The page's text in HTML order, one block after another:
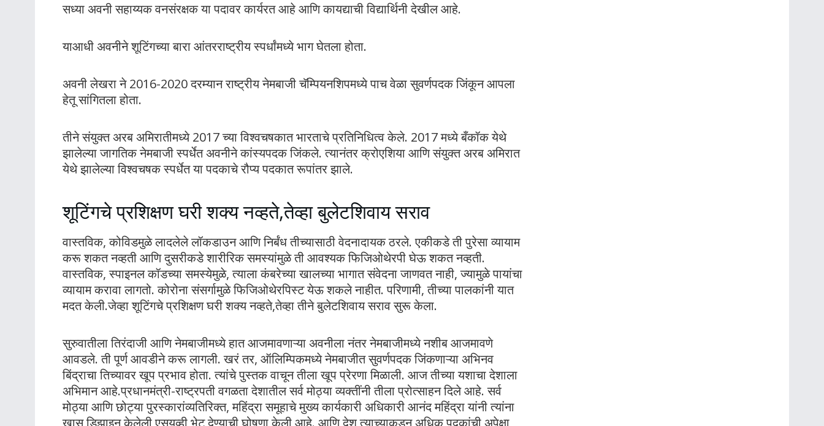
सध्या अवनी सहाय्यक वनसंरक्षक या पदावर कार्यरत आहे आणि कायद्याची विद्यार्थिनी देखील आहे.
याआधी अवनीने शूटिंगच्या बारा आंतरराष्ट्रीय स्पर्धांमध्ये भाग घेतला होता.
अवनी लेखरा ने 2016-2020 दरम्यान राष्ट्रीय नेमबाजी चॅम्पियनशिपमध्ये पाच वेळा सुवर्णपदक जिंकून आपला
हेतू सांगितला होता.
तीने संयुक्त अरब अमिरातीमध्ये 2017 च्या विश्वचषकात भारताचे प्रतिनिधित्व केले. 2017 मध्ये बँकॉक येथे
झालेल्या जागतिक नेमबाजी स्पर्धेत अवनीने कांस्यपदक जिंकले. त्यानंतर क्रोएशिया आणि संयुक्त अरब अमिरात
येथे झालेल्या विश्वचषक स्पर्धेत या पदकाचे रौप्य पदकात रूपांतर झाले.
शूटिंगचे प्रशिक्षण घरी शक्य नव्हते,तेव्हा बुलेटशिवाय सराव
वास्तविक, कोविडमुळे लादलेले लॉकडाउन आणि निर्बंध तीच्यासाठी वेदनादायक ठरले. एकीकडे ती पुरेसा व्यायाम
करू शकत नव्हती आणि दुसरीकडे शारीरिक समस्यांमुळे ती आवश्यक फिजिओथेरपी घेऊ शकत नव्हती.
वास्तविक, स्पाइनल कॉडच्या समस्येमुळे, त्याला कंबरेच्या खालच्या भागात संवेदना जाणवत नाही, ज्यामुळे पायांचा
व्यायाम करावा लागतो. कोरोना संसर्गामुळे फिजिओथेरपिस्ट येऊ शकले नाहीत. परिणामी, तीच्या पालकांनी यात
मदत केली.जेव्हा शूटिंगचे प्रशिक्षण घरी शक्य नव्हते,तेव्हा तीने बुलेटशिवाय सराव सुरू केला.
सुरुवातीला तिरंदाजी आणि नेमबाजीमध्ये हात आजमावणाऱ्या अवनीला नंतर नेमबाजीमध्ये नशीब आजमावणे
आवडले. ती पूर्ण आवडीने करू लागली. खरं तर, ऑलिम्पिकमध्ये नेमबाजीत सुवर्णपदक जिंकणाऱ्या अभिनव
बिंद्राचा तिच्यावर खूप प्रभाव होता. त्यांचे पुस्तक वाचून तीला खूप प्रेरणा मिळाली. आज तीच्या यशाचा देशाला
अभिमान आहे.प्रधानमंत्री-राष्ट्रपती वगळता देशातील सर्व मोठ्या व्यक्तींनी तीला प्रोत्साहन दिले आहे. सर्व
मोठ्या आणि छोट्या पुरस्कारांव्यतिरिक्त, महिंद्रा समूहाचे मुख्य कार्यकारी अधिकारी आनंद महिंद्रा यांनी त्यांना
खास डिझाइन केलेली एसयूव्ही भेट देण्याची घोषणा केली आहे. आणि देश त्याच्याकडून अधिक पदकांची अपेक्षा